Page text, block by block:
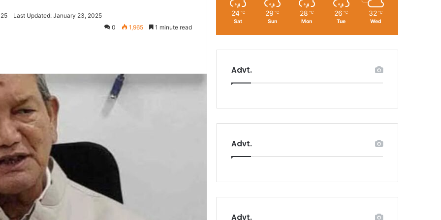
Last Updated: January 23, 2025
0
1,965 1 minute read
24 ℃
Sat
29 ℃
Sun
28 ℃
Mon
26 ℃
Tue
32 ℃
Wed
Advt.
Advt.
Advt.